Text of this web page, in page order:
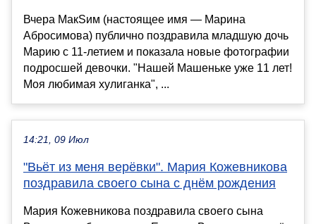
Вчера МакSим (настоящее имя — Марина
Абросимова) публично поздравила младшую дочь
Марию с 11-летием и показала новые фотографии
подросшей девочки. "Нашей Машеньке уже 11 лет!
Моя любимая хулиганка", ...
14:21, 09 Июл
"Вьёт из меня верёвки". Мария Кожевникова
поздравила своего сына с днём рождения
Мария Кожевникова поздравила своего сына